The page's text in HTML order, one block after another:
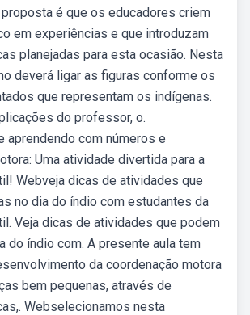
é que os educadores criem
em experiências e que introduzam
planejadas para esta ocasião. Nesta
deverá ligar as figuras conforme os
que representam os indígenas.
do professor, o.
aprendendo com números e
Uma atividade divertida para a
Webveja dicas de atividades que
no dia do índio com estudantes da
Veja dicas de atividades que podem
do índio com. A presente aula tem
da coordenação motora
bem pequenas, através de
Webselecionamos nesta